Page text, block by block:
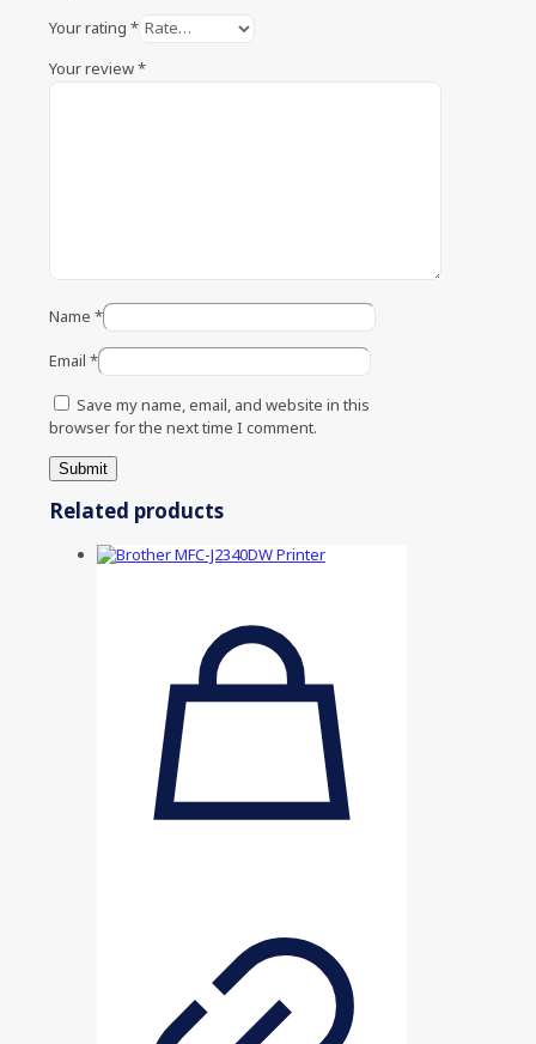
Your rating *
Your review*
Name *
Email *
Save my name, email, and website in this
browser for the next time I comment.
Related products